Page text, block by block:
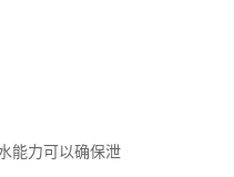
能力可以确保泄